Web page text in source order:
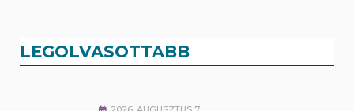
LEGOLVASOTTABB